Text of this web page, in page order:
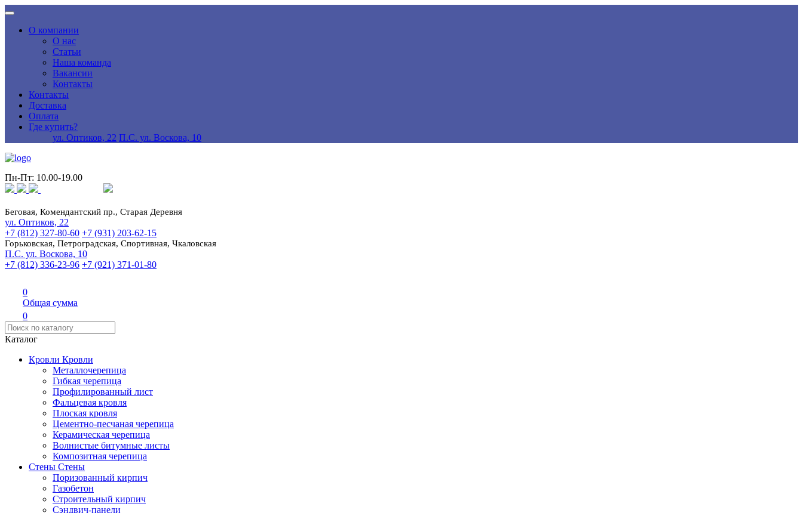
О компании
О нас
Статьи
Наша команда
Вакансии
Контакты
Контакты
Доставка
Оплата
Где купить?
ул. Оптиков, 22 П.С. ул. Воскова, 10
Пн-Пт: 10.00-19.00
Беговая, Комендантский пр., Старая Деревня
ул. Оптиков, 22
+7 (812) 327-80-60 +7 (931) 203-62-15
Горьковская, Петроградская, Спортивная, Чкаловская
П.С. ул. Воскова, 10
+7 (812) 336-23-96 +7 (921) 371-01-80
0
Общая сумма
0
Каталог
Кровли Кровли
Металлочерепица
Гибкая черепица
Профилированный лист
Фальцевая кровля
Плоская кровля
Цементно-песчаная черепица
Керамическая черепица
Волнистые битумные листы
Композитная черепица
Стены Стены
Поризованный кирпич
Газобетон
Строительный кирпич
Сэндвич-панели